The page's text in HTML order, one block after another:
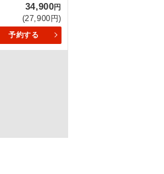
34,900円
(27,900円)
予約する